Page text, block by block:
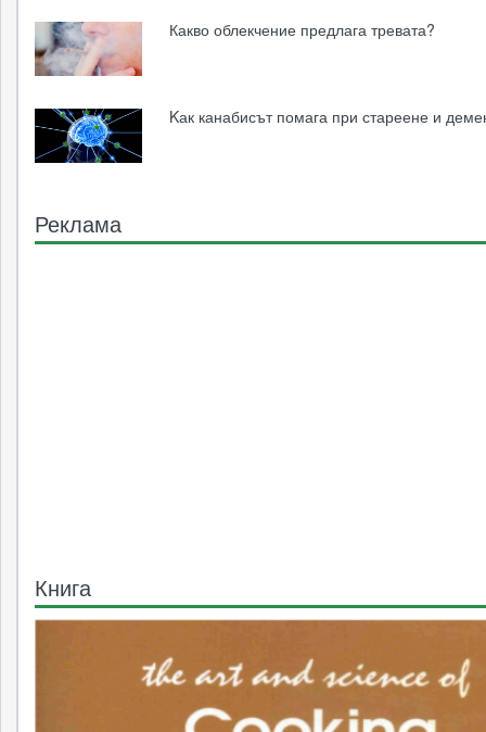
Какво облекчение предлага тревата?
Kак канабисът помага при стареене и
Реклама
Книга